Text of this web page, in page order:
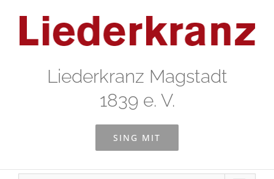
springen
Liederkranz Magstadt
1839 e. V.
SING MIT